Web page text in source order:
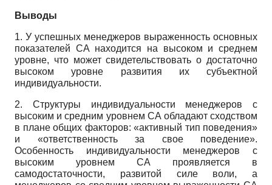
Выводы
1. У успешных менеджеров выраженность основных
показателей СА находится на высоком и среднем
уровне, что может свидетельствовать о достаточно
высоком уровне развития их субъектной
индивидуальности.
2. Структуры индивидуальности менеджеров с
высоким и средним уровнем СА обладают сходством
в плане общих факторов: «активный тип поведения»
и «ответственность за свое поведение».
Особенность индивидуальности менеджеров с
высоким уровнем СА проявляется в
самодостаточности, развитой силе воли, а